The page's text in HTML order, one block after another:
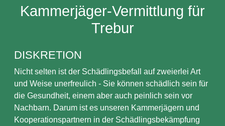
Kammerjäger-Vermittlung für
Trebur
DISKRETION
Nicht selten ist der Schädlingsbefall auf zweierlei Art
und Weise unerfreulich - Sie können schädlich sein für
die Gesundheit, einem aber auch peinlich sein vor
Nachbarn. Darum ist es unseren Kammerjägern und
Kooperationspartnern in der Schädlingsbekämpfung